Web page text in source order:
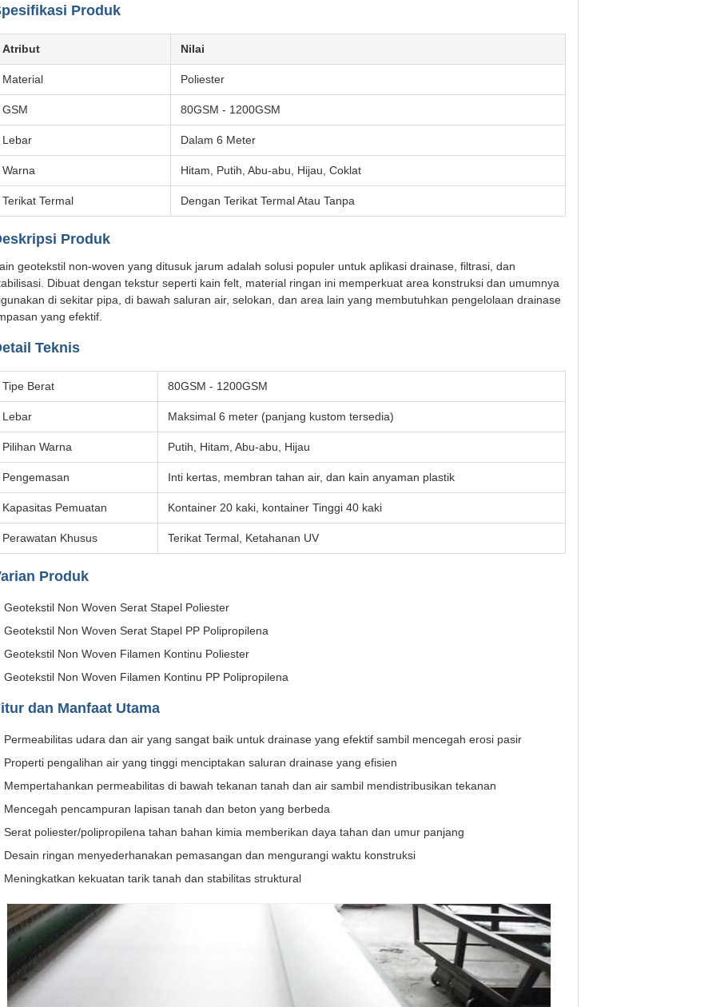
Produk
Atribut Nilai
Material Poliester
GSM 80GSM - 1200GSM
Lebar Dalam 6 Meter
Warna Hitam, Putih, Abu-abu, Hijau, Coklat
Terikat Termal Dengan Terikat Termal Atau Tanpa
Produk
geotekstil non-woven yang ditusuk jarum adalah solusi populer untuk aplikasi drainase, filtrasi, dan
Dibuat dengan tekstur seperti kain felt, material ringan ini memperkuat area konstruksi dan umumnya
di sekitar pipa, di bawah saluran air, selokan, dan area lain yang membutuhkan pengelolaan drainase
yang efektif.
Teknis
Tipe Berat 80GSM - 1200GSM
Lebar Maksimal 6 meter (panjang kustom tersedia)
Pilihan Warna Putih, Hitam, Abu-abu, Hijau
Pengemasan Inti kertas, membran tahan air, dan kain anyaman plastik
Kapasitas Pemuatan Kontainer 20 kaki, kontainer Tinggi 40 kaki
Perawatan Khusus Terikat Termal, Ketahanan UV
Produk
Geotekstil Non Woven Serat Stapel Poliester
Geotekstil Non Woven Serat Stapel PP Polipropilena
Geotekstil Non Woven Filamen Kontinu Poliester
Geotekstil Non Woven Filamen Kontinu PP Polipropilena
dan Manfaat Utama
Permeabilitas udara dan air yang sangat baik untuk drainase yang efektif sambil mencegah erosi pasir
Properti pengalihan air yang tinggi menciptakan saluran drainase yang efisien
Mempertahankan permeabilitas di bawah tekanan tanah dan air sambil mendistribusikan tekanan
Mencegah pencampuran lapisan tanah dan beton yang berbeda
Serat poliester/polipropilena tahan bahan kimia memberikan daya tahan dan umur panjang
Desain ringan menyederhanakan pemasangan dan mengurangi waktu konstruksi
Meningkatkan kekuatan tarik tanah dan stabilitas struktural